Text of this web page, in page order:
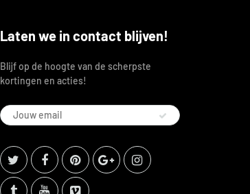
Laten we in contact blijven!
Blijf op de hoogte van de scherpste
kortingen en acties!